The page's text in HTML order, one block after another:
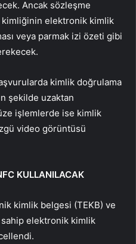
Ancak sözleşme
elektronik kimlik
veya parmak izi özeti gibi
kimlik doğrulama
şekilde uzaktan
işlemlerde ise kimlik
video görüntüsü
KULLANILACAK
kimlik belgesi (TEKB) ve
elektronik kimlik